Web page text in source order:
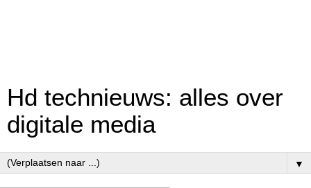
Hd technieuws: alles over
digitale media
▼